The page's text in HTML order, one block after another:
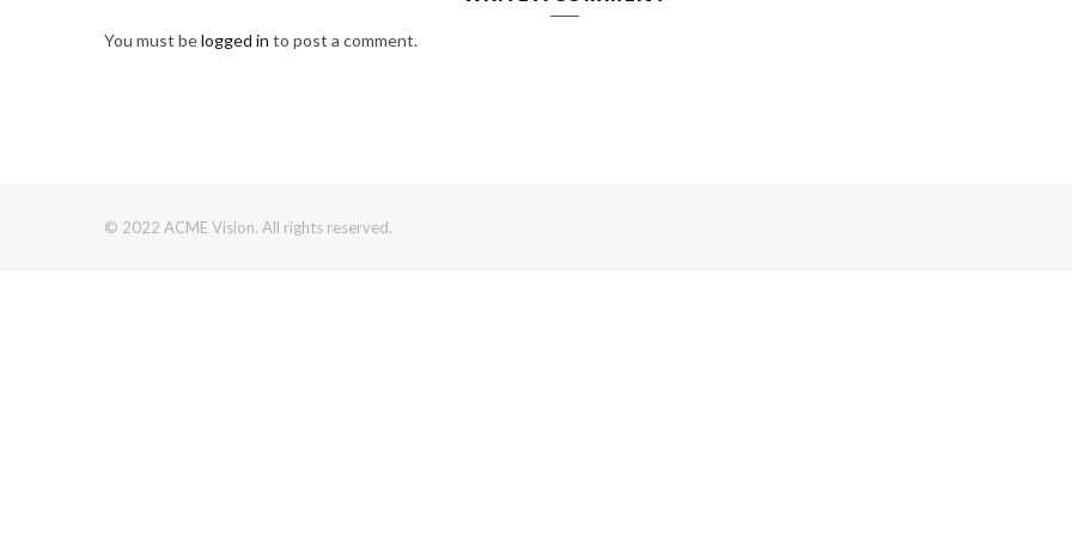
You must belogged in to post a comment.
© 2022 ACME Vision. All rights reserved.